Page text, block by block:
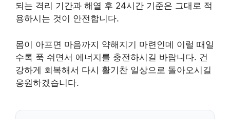
되는 격리 기간과 해열 후 24시간 기준은 그대로 적
용하시는 것이 안전합니다.
몸이 아프면 마음까지 약해지기 마련인데 이럴 때일
수록 푹 쉬면서 에너지를 충전하시길 바랍니다. 건
강하게 회복해서 다시 활기찬 일상으로 돌아오시길
응원하겠습니다.